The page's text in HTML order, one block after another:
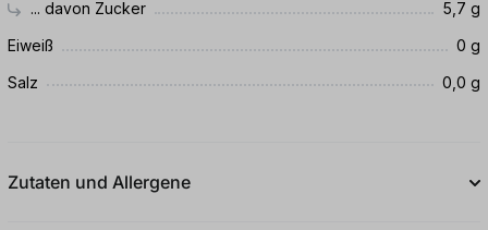
... davon Zucker
5,7 g
Eiweiß
0 g
Salz
0,0 g
Zutaten und Allergene